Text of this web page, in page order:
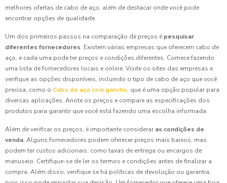
melhores ofertas de cabo de aço, além de destacar onde você pode
encontrar opções de qualidade.
Um dos primeiros passos na comparação de preços é pesquisar
diferentes fornecedores. Existem várias empresas que oferecem cabo de
aço, e cada uma pode ter preços e condições diferentes. Comece fazendo
uma lista de fornecedores locais e online. Visite os sites das empresas e
verifique as opções disponíveis, incluindo o tipo de cabo de aço que você
precisa, como o Cabo de aço com gancho, que é uma opção popular para
diversas aplicações. Anote os preços e compare as especificações dos
produtos para garantir que você está fazendo uma escolha informada.
Além de verificar os preços, é importante considerar as condições de
venda. Alguns fornecedores podem oferecer preços mais baixos, mas
podem ter custos adicionais, como taxas de entrega ou encargos de
manuseio. Certifique-se de ler os termos e condições antes de finalizar a
compra. Além disso, verifique se há políticas de devolução ou garantia,